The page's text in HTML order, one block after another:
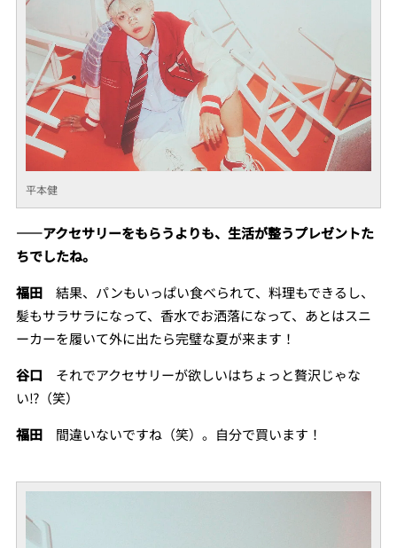
平本健
――アクセサリーをもらうよりも、生活が整うプレゼントた
ちでしたね。
福田結果、パンもいっぱい食べられて、料理もできるし、
髪もサラサラになって、香水でお洒落になって、あとはスニ
ーカーを履いて外に出たら完璧な夏が来ます！
谷口 それでアクセサリーが欲しいはちょっと贅沢じゃな
い⁉（笑）
福田間違いないですね（笑）。自分で買います！